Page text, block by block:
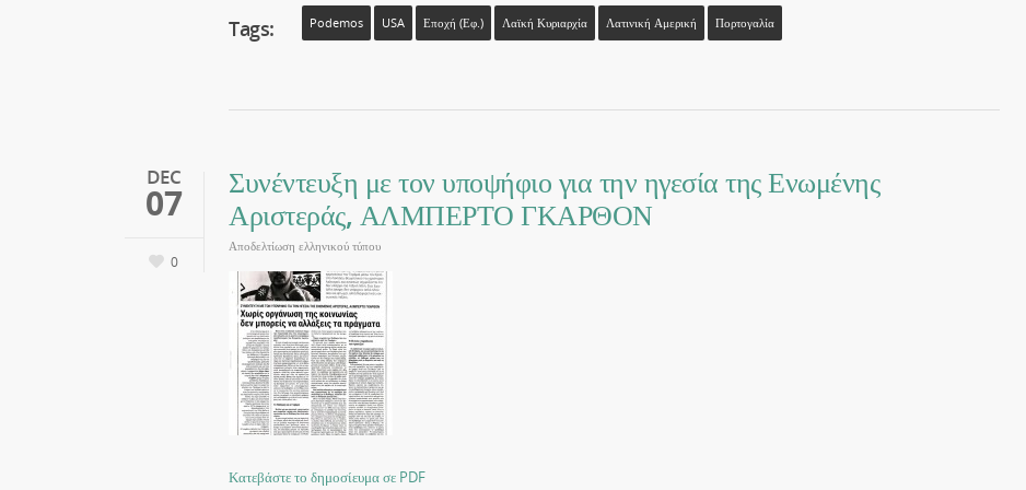
Tags: Podemos USA Εποχή (εφ.) Λαϊκή Κυριαρχία Λατινική Αμερική Πορτογαλία
DEC
07
0
Συνέντευξη με τον υποψήφιο για την ηγεσία της Ενωμένης
Αριστεράς, ΑΛΜΠΕΡΤΟ ΓΚΑΡΘΟΝ
Αποδελτίωση ελληνικού τύπου
Κατεβάστε το δημοσίευμα σε PDF